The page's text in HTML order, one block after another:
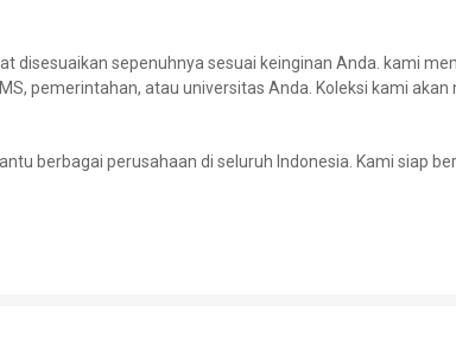
disesuaikan sepenuhnya sesuai keinginan Anda. kami
pemerintahan, atau universitas Anda. Koleksi kami
berbagai perusahaan di seluruh Indonesia. Kami siap